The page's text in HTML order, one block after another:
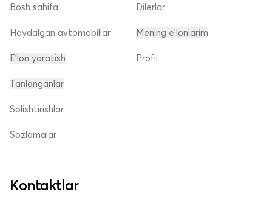
Bosh sahifa
Haydalgan avtomobillar
E'lon yaratish
Dilerlar
Mening e'lonlarim
Profil
Tanlanganlar
Solishtirishlar
Sozlamalar
Kontaktlar